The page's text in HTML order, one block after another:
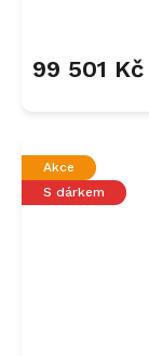
99 501 Kč
Akce
S dárkem